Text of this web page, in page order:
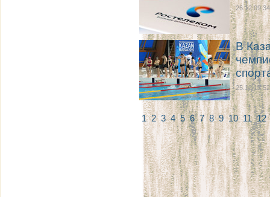
26.12 09:34
В
25.12 17:52
12 3456789101112